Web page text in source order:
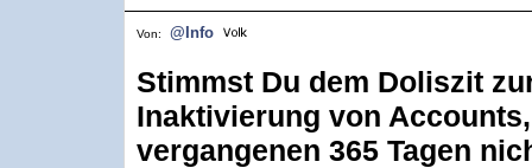
Von: @Info
Stimmst Du dem Doliszit
Inaktivierung von
vergangenen 365 Tagen